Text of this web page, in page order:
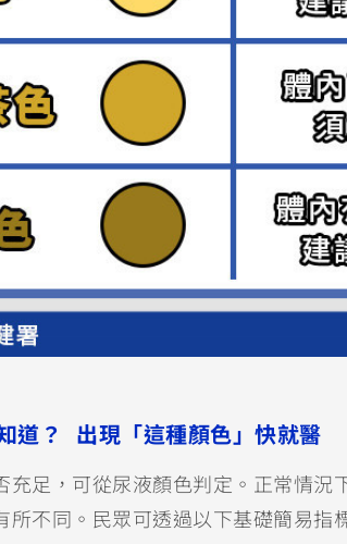
道？ 出現「這種顏色」快就醫
充足，可從尿液顏色判定。正常情況
不同。民眾可透過以下基礎簡易指